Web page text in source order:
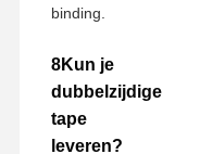
binding.
8Kun je
dubbelzijdige
tape
leveren?